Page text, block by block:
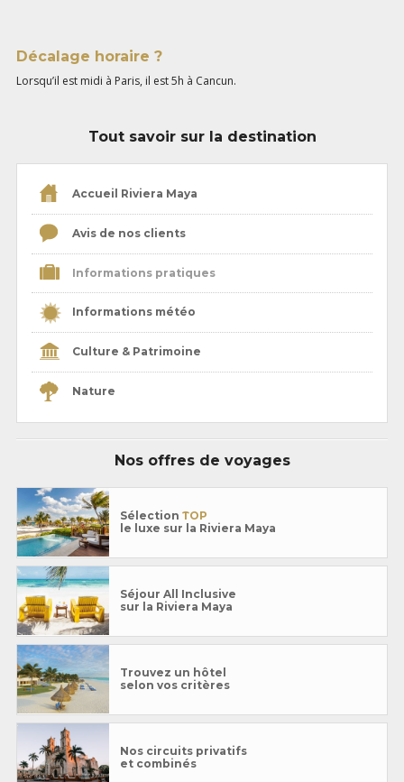
Décalage horaire ?
Lorsqu’il est midi à Paris, il est 5h à Cancun.
Tout savoir sur la destination
Accueil Riviera Maya
Avis de nos clients
Informations pratiques
Informations météo
Culture & Patrimoine
Nature
Nos offres de voyages
Sélection TOP
le luxe sur la Riviera Maya
Séjour All Inclusive
sur la Riviera Maya
Trouvez un hôtel
selon vos critères
Nos circuits privatifs
et combinés